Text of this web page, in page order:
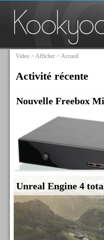
Video> Afficher> Accueil
Activité récente
Nouvelle Freebox
Unreal Engine 4